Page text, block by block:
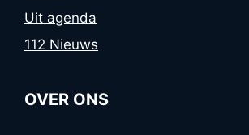
Uit agenda
112 Nieuws
OVER ONS